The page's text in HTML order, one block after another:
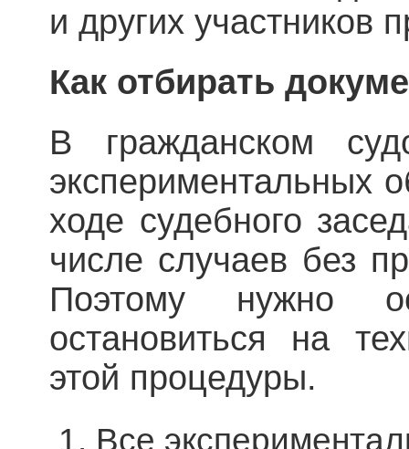
и других участников
Как отбирать
В гражданском
экспериментальных
ходе судебного
числе случаев без
Поэтому нужно
остановиться на
этой процедуры.
Все